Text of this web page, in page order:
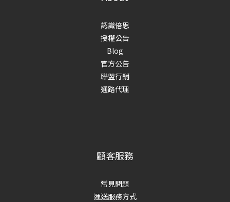
認識倍思
授權公告
Blog
官方公告
聯盟行銷
通路代理
顧客服務
常見問題
運送服務方式